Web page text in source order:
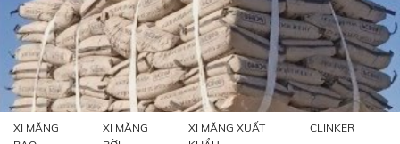
XI MĂNG
XI MĂNG
XI MĂNG XUẤT
CLINKER